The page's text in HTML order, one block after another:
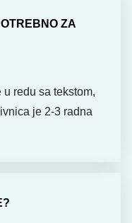
ZA
redu sa tekstom,
je 2-3 radna